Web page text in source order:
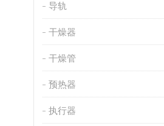
导轨
干燥器
干燥管
预热器
执行器